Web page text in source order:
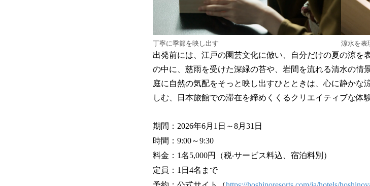
丁寧に季節を映し出す 涼水を表
出発前には、江戸の園芸文化に倣い、自分だけの夏の涼を
の中に、慈雨を受けた深緑の苔や、岩間を流れる清水の情
庭に自然の気配をそっと映し出すひとときは、心に静かな
しむ、日本旅館での滞在を締めくくるクリエイティブな体
期間：2026年6月1日～8月31日
時間：9:00～9:30
料金：1名5,000円（税‧サービス料込、宿泊料別）
定員：1日4名まで